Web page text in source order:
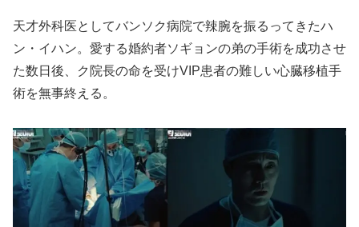
天才外科医としてバンソク病院で辣腕を振るってきたハ
ン・イハン。愛する婚約者ソギョンの弟の手術を成功させ
た数日後、ク院長の命を受けVIP患者の難しい心臓移植手
術を無事終える。